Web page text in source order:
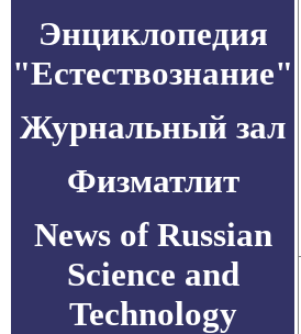
Энциклопедия
"Естествознание"
Журнальный зал
Физматлит
News of Russian
Science and
Technology